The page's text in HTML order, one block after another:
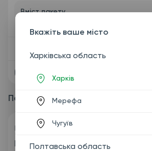
Вміст пакету
Підготовка
Пакетні пропозиції
Код 1070
Пакет №124 "С-
Вкажіть ваше місто
Харківська область
Харків
Мерефа
Чугуїв
Полтавська область